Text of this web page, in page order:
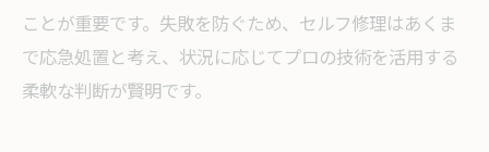
ことが重要です。失敗を防ぐため、セルフ修理はあくま
で応急処置と考え、状況に応じてプロの技術を活用する
柔軟な判断が賢明です。